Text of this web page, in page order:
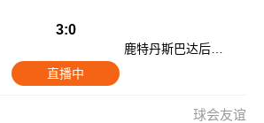
3:0
鹿特丹斯巴达后备
直播中
球会友谊